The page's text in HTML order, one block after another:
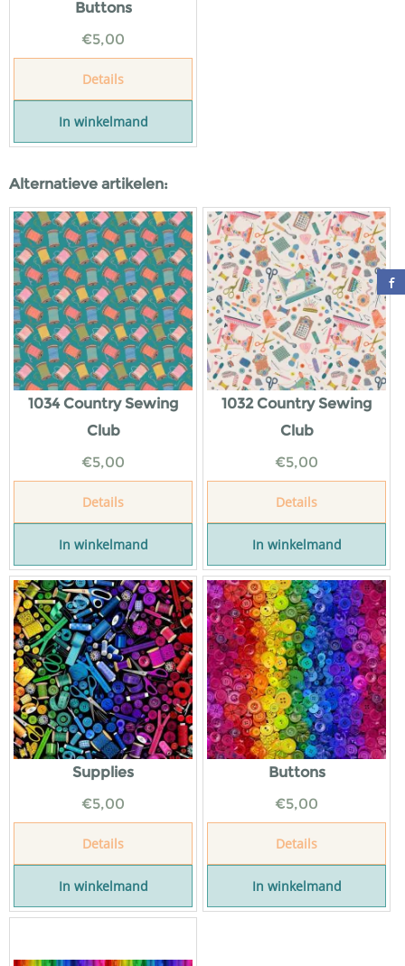
Buttons
€5,00
Details
In winkelmand
Alternatieve artikelen:
1034 Country Sewing
Club
€5,00
Details
In winkelmand
1032 Country Sewing
Club
€5,00
Details
In winkelmand
Supplies
€5,00
Details
In winkelmand
Buttons
€5,00
Details
In winkelmand